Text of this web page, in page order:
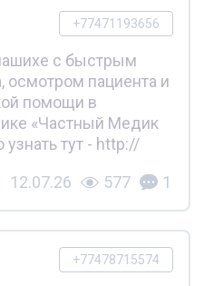
+77471193656
с быстрым
осмотром пациента и
помощи в
«Частный Медик
тут - http://
12.07.26 577 1
+77478715574